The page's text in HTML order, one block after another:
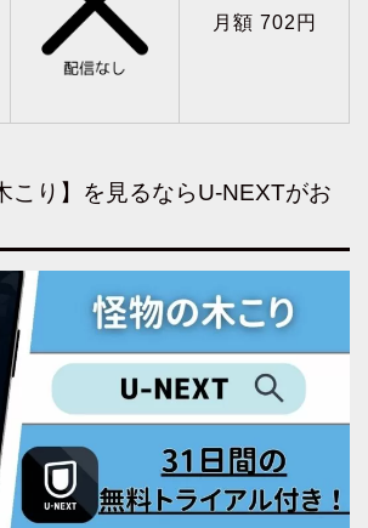
月額 702円
こり】を見るならU-NEXTがお